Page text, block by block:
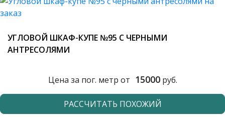
УГЛОВОЙ ШКАФ-КУПЕ №95 С ЧЕРНЫМИ
АНТРЕСОЛЯМИ
Цена за пог. метр от 15000руб.
РАССЧИТАТЬ ПОХОЖИЙ